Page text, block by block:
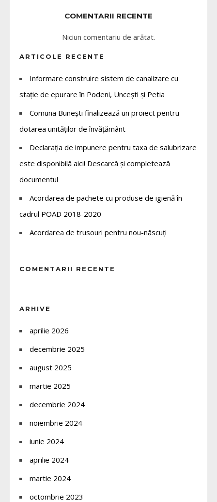
COMENTARII RECENTE
Niciun comentariu de arătat.
ARTICOLE RECENTE
Informare construire sistem de canalizare cu
stație de epurare în Podeni, Uncești și Petia
Comuna Bunești finalizează un proiect pentru
dotarea unităților de învățământ
Declarația de impunere pentru taxa de salubrizare
este disponibilă aici! Descarcă și completează
documentul
Acordarea de pachete cu produse de igienă în
cadrul POAD 2018-2020
Acordarea de trusouri pentru nou-născuți
COMENTARII RECENTE
ARHIVE
aprilie 2026
decembrie 2025
august 2025
martie 2025
decembrie 2024
noiembrie 2024
iunie 2024
aprilie 2024
martie 2024
octombrie 2023